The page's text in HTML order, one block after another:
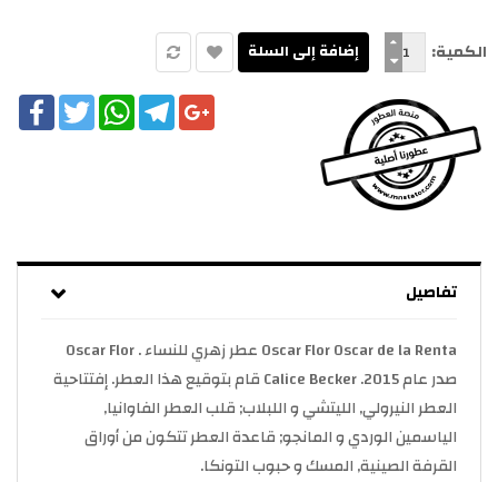
الكمية:
Twitter
WhatsAppTelegramGoogle+
تفاصيل
Oscar Flor Oscar de la Renta عطر زهري للنساء . Oscar Flor
صدر عام 2015. Calice Becker قام بتوقيع هذا العطر. إفتتاحية
العطر النيرولي, الليتشي و اللبلاب; قلب العطر الفاوانيا,
الياسمين الوردي و المانجو; قاعدة العطر تتكون من أوراق
القرفة الصينية, المسك و حبوب التونكا.